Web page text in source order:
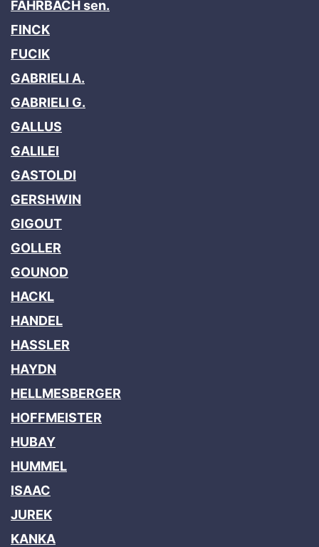
FAHRBACH sen.
FINCK
FUCIK
GABRIELI A.
GABRIELI G.
GALLUS
GALILEI
GASTOLDI
GERSHWIN
GIGOUT
GOLLER
GOUNOD
HACKL
HANDEL
HASSLER
HAYDN
HELLMESBERGER
HOFFMEISTER
HUBAY
HUMMEL
ISAAC
JUREK
KANKA